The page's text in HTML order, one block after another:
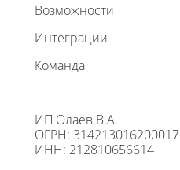
Возможности
Интеграции
Команда
ИП Олаев В.А.
ОГРН: 314213016200017
ИНН: 212810656614